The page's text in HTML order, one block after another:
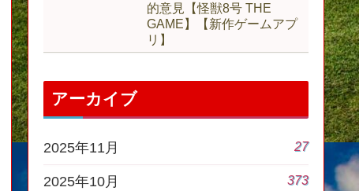
的意見【怪獣8号 THE
GAME】【新作ゲームアプ
リ】
アーカイブ
2025年11月 27
2025年10月 373